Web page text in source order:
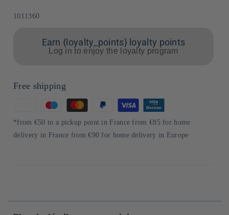
Sku:
1011360
Earn {loyalty_points} loyalty points
Log in to enjoy the loyalty program
Free shipping
of
payment
*from €50 to a pickup point in France from €85 for home
delivery in France from €90 for home delivery in Europe